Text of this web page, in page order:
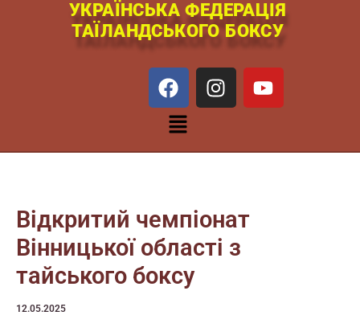
УКРАЇНСЬКА ФЕДЕРАЦІЯ
ТАЇЛАНДСЬКОГО БОКСУ
a
c
e
b
o
n
s
g
m
o
u
b
Меню
Відкритий чемпіонат
Вінницької області з
тайського боксу
12.05.2025